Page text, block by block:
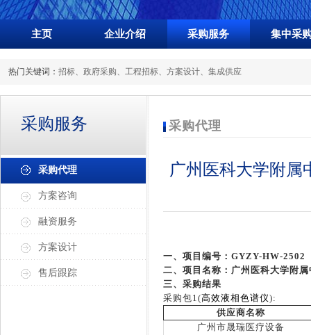
主页 企业介绍 采购服务 集中采
热门关键词： 招标、 政府采购、 工程招标、 方案设计、 集成供应
采购服务
采购代理
方案咨询
融资服务
方案设计
售后跟踪
采购代理
广州医科大学附属
一、项目编号： GYZY-HW-2502
二、项目名称： 广州医科大学附
三、采购结果
采购包1(高效液相色谱仪):
供应商名称
广州市晟瑞医疗设备